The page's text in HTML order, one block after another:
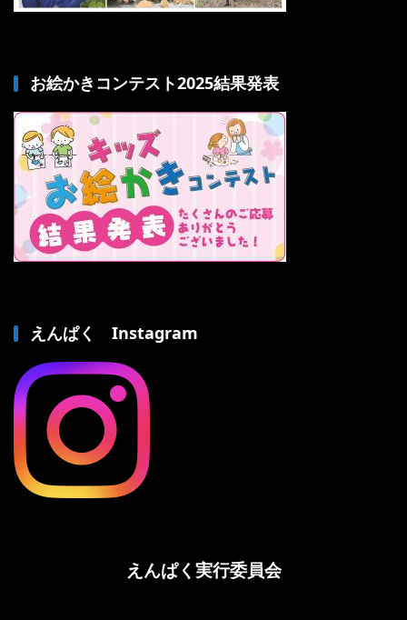
お絵かきコンテスト2025結果発表
えんぱく Instagram
えんぱく実行委員会